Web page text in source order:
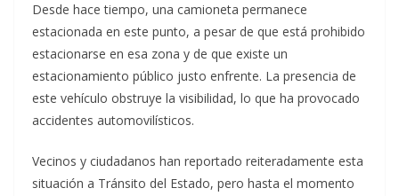
Desde hace tiempo, una camioneta permanece
estacionada en este punto, a pesar de que está prohibido
estacionarse en esa zona y de que existe un
estacionamiento público justo enfrente. La presencia de
este vehículo obstruye la visibilidad, lo que ha provocado
accidentes automovilísticos.
Vecinos y ciudadanos han reportado reiteradamente esta
situación a Tránsito del Estado, pero hasta el momento